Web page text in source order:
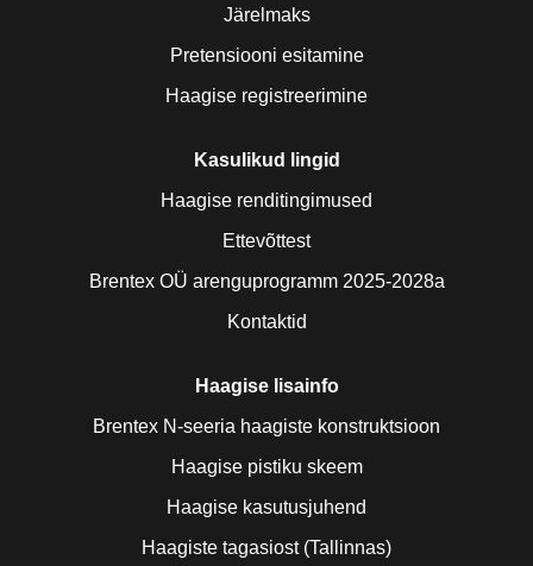
Järelmaks
Pretensiooni esitamine
Haagise registreerimine
Kasulikud lingid
Haagise renditingimused
Ettevõttest
Brentex OÜ arenguprogramm 2025-2028a
Kontaktid
Haagise lisainfo
Brentex N-seeria haagiste konstruktsioon
Haagise pistiku skeem
Haagise kasutusjuhend
Haagiste tagasiost (Tallinnas)